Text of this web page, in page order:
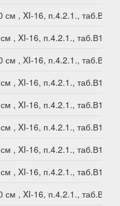
см , XI-16, п.4.2.1., таб.В1
, XI-16, п.4.2.1., таб.В1
см , XI-16, п.4.2.1., таб.В1
, XI-16, п.4.2.1., таб.В1
, XI-16, п.4.2.1., таб.В1
, XI-16, п.4.2.1., таб.В1
, XI-16, п.4.2.1., таб.В1
, XI-16, п.4.2.1., таб.В1
см , XI-16, п.4.2.1., таб.В1